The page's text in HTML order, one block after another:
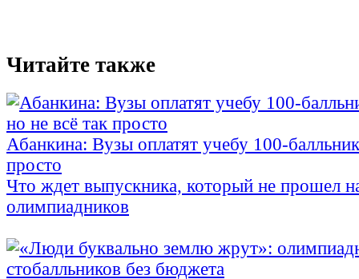
Читайте также
Абанкина: Вузы оплатят учебу 100-
просто
Что ждет выпускника, который не прошел
олимпиадников